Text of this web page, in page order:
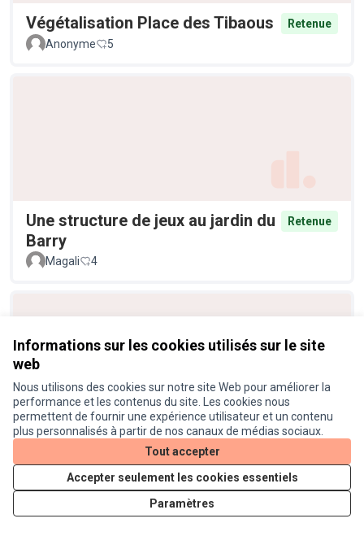
Informations sur les cookies utilisés sur le site
web
Nous utilisons des cookies sur notre site Web pour améliorer la
performance et les contenus du site. Les cookies nous
permettent de fournir une expérience utilisateur et un contenu
plus personnalisés à partir de nos canaux de médias sociaux.
Tout accepter
Accepter seulement les cookies essentiels
Paramètres
Végétalisation Place des Tibaous
Retenue
Anonyme
5
Une structure de jeux au jardin du
Barry
Retenue
Magali 4
Vive l'énergie solaire !
Retenue